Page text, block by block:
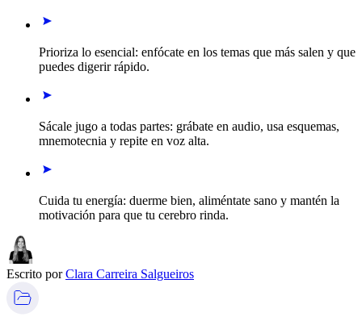
Prioriza lo esencial: enfócate en los temas que más salen y que
puedes digerir rápido.
Sácale jugo a todas partes: grábate en audio, usa esquemas,
mnemotecnia y repite en voz alta.
Cuida tu energía: duerme bien, aliméntate sano y mantén la
motivación para que tu cerebro rinda.
Escrito porClara Carreira Salgueiros